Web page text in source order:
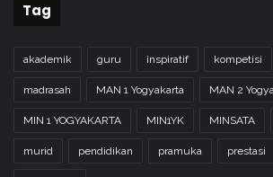
Tag
akademik guru inspiratif kompetisi
madrasah MAN 1 Yogyakarta MAN 2
MIN 1 YOGYAKARTA MIN1YK MINSATA
murid pendidikan pramuka prestasi